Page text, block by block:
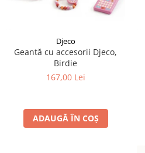
LEGO Architecture
LEGO Speed Champions
Djeco
Geantă cu accesorii Djeco,
Birdie
167,00 Lei
ADAUGĂ ÎN COȘ